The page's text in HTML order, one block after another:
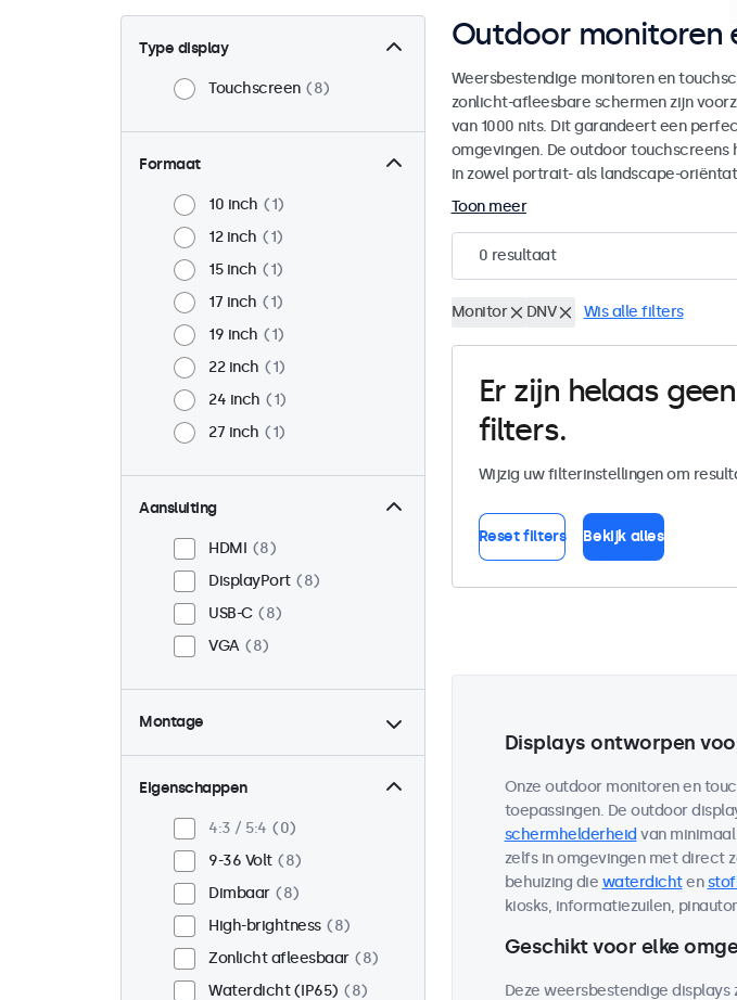
Type display
Touchscreen 8
Formaat
10 inch
1
12 inch
1
15 inch
1
17 inch
1
19 inch
1
22 inch
1
24 inch
1
27 inch
1
Aansluiting
HDMI
8
DisplayPort
8
USB-C
8
VGA
8
Montage
Panel mount
8
Inbouw
VESA 75 x 75
VESA 100 x 100
Eigenschappen
4:3 / 5:4
0
9-36 Volt
8
Dimbaar
8
High-brightness
8
Zonlicht afleesbaar
8
Waterdicht (IP65)
8
Outdoor monitoren
Weersbestendige monitoren en
zonlicht-afleesbare schermen zijn
van 1000 nits. Dit garandeert een
omgevingen. De outdoor touchscreens
in zowel portrait- als landscape-
Toon meer
0 resultaat
Monitor DNV Wis alle filters
Er zijn helaas
filters.
Wijzig uw filterinstellingen om
Reset filters Bekijk alles
Displays ontworpen
Onze outdoor monitoren en
toepassingen. De outdoor
schermhelderheid van
zelfs in omgevingen met direct
behuizing die waterdichten
kiosks, informatiezuilen,
Geschikt voor elke
Deze weersbestendige